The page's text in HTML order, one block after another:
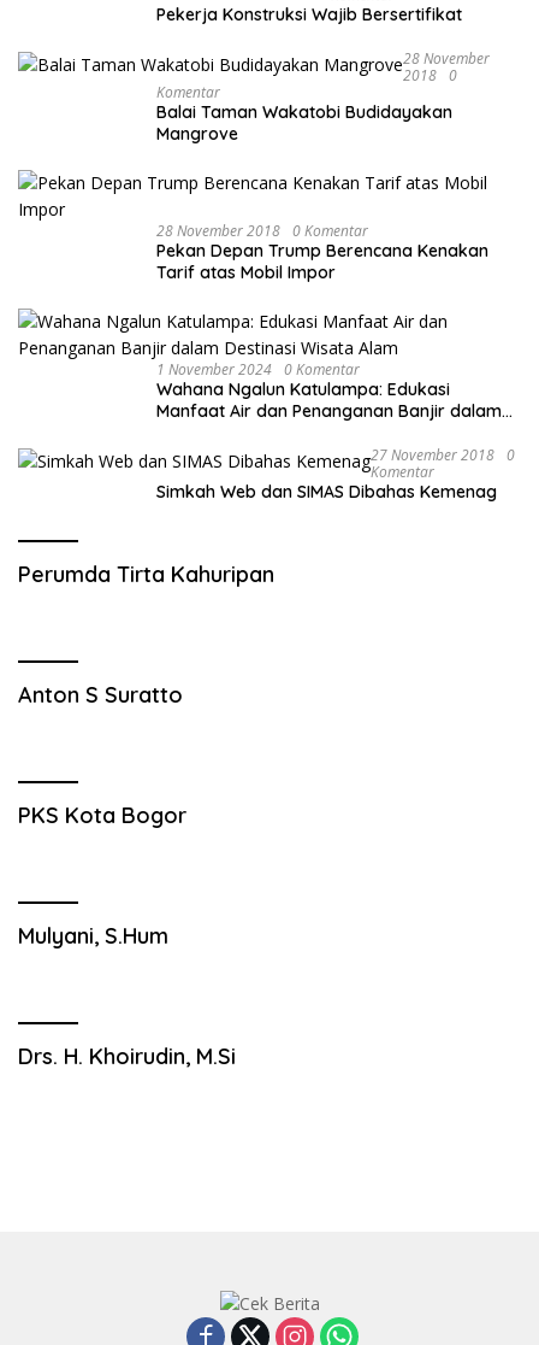
Pekerja Konstruksi Wajib Bersertifikat
28 November
2018 0
Komentar
Balai Taman Wakatobi Budidayakan
Mangrove
28 November 2018 0 Komentar
Pekan Depan Trump Berencana Kenakan
Tarif atas Mobil Impor
1 November 2024 0 Komentar
Wahana Ngalun Katulampa: Edukasi
Manfaat Air dan Penanganan Banjir dalam
27 November 2018 0
Komentar
Simkah Web dan SIMAS Dibahas Kemenag
Perumda Tirta Kahuripan
Anton S Suratto
PKS Kota Bogor
Mulyani, S.Hum
Drs. H. Khoirudin, M.Si